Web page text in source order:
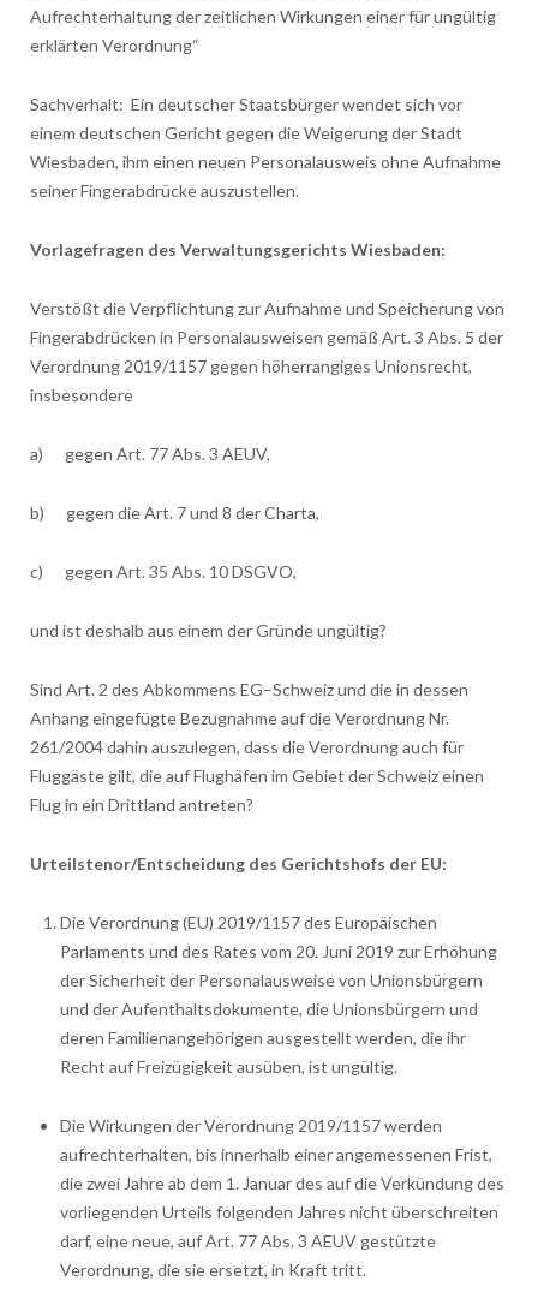
Aufrechterhaltung der zeitlichen Wirkungen einer für ungültig
erklärten Verordnung“
Sachverhalt: Ein deutscher Staatsbürger wendet sich vor
einem deutschen Gericht gegen die Weigerung der Stadt
Wiesbaden, ihm einen neuen Personalausweis ohne Aufnahme
seiner Fingerabdrücke auszustellen.
Vorlagefragen des Verwaltungsgerichts Wiesbaden:
Verstößt die Verpflichtung zur Aufnahme und Speicherung von
Fingerabdrücken in Personalausweisen gemäß Art. 3 Abs. 5 der
Verordnung 2019/1157 gegen höherrangiges Unionsrecht,
insbesondere
a) gegen Art. 77 Abs. 3 AEUV,
b) gegen die Art. 7 und 8 der Charta,
c) gegen Art. 35 Abs. 10 DSGVO,
und ist deshalb aus einem der Gründe ungültig?
Sind Art. 2 des Abkommens EG–Schweiz und die in dessen
Anhang eingefügte Bezugnahme auf die Verordnung Nr.
261/2004 dahin auszulegen, dass die Verordnung auch für
Fluggäste gilt, die auf Flughäfen im Gebiet der Schweiz einen
Flug in ein Drittland antreten?
Urteilstenor/Entscheidung des Gerichtshofs der EU:
Die Verordnung (EU) 2019/1157 des Europäischen
Parlaments und des Rates vom 20. Juni 2019 zur Erhöhung
der Sicherheit der Personalausweise von Unionsbürgern
und der Aufenthaltsdokumente, die Unionsbürgern und
deren Familienangehörigen ausgestellt werden, die ihr
Recht auf Freizügigkeit ausüben, ist ungültig.
Die Wirkungen der Verordnung 2019/1157 werden
aufrechterhalten, bis innerhalb einer angemessenen Frist,
die zwei Jahre ab dem 1. Januar des auf die Verkündung des
vorliegenden Urteils folgenden Jahres nicht überschreiten
darf, eine neue, auf Art. 77 Abs. 3 AEUV gestützte
Verordnung, die sie ersetzt, in Kraft tritt.